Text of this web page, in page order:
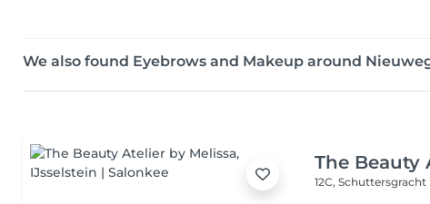
We also found Eyebrows and Makeup around
The Beauty
12C, Schuttersgracht